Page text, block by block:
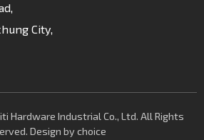
City,
Hardware Industrial Co., Ltd. All Rights
Design bychoice